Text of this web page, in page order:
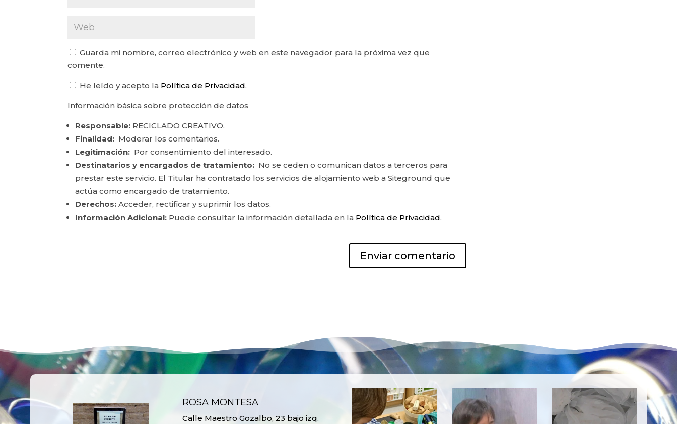
Guarda mi nombre, correo electrónico y web en este navegador para la próxima vez que
comente.
He leído y acepto la Política de Privacidad.
Información básica sobre protección de datos
Responsable: RECICLADO CREATIVO.
Finalidad: Moderar los comentarios.
Legitimación: Por consentimiento del interesado.
Destinatarios y encargados de tratamiento: No se ceden o comunican datos a terceros para
prestar este servicio. El Titular ha contratado los servicios de alojamiento web a Siteground que
actúa como encargado de tratamiento.
Derechos: Acceder, rectificar y suprimir los datos.
Información Adicional: Puede consultar la información detallada en la Política de Privacidad.
ROSA MONTESA
Calle Maestro Gozalbo, 23 bajo izq.